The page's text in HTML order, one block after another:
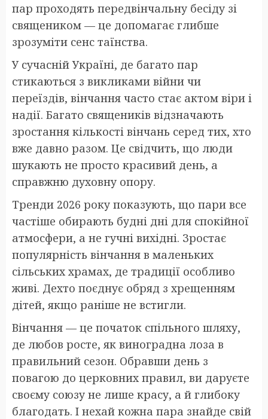
пар проходять передвінчальну бесіду зі
священиком — це допомагає глибше
зрозуміти сенс таїнства.
У сучасній Україні, де багато пар
стикаються з викликами війни чи
переїздів, вінчання часто стає актом віри і
надії. Багато священиків відзначають
зростання кількості вінчань серед тих, хто
вже давно разом. Це свідчить, що люди
шукають не просто красивий день, а
справжню духовну опору.
Тренди 2026 року показують, що пари все
частіше обирають будні дні для спокійної
атмосфери, а не гучні вихідні. Зростає
популярність вінчання в маленьких
сільських храмах, де традиції особливо
живі. Дехто поєднує обряд з хрещенням
дітей, якщо раніше не встигли.
Вінчання — це початок спільного шляху,
де любов росте, як виноградна лоза в
правильний сезон. Обравши день з
повагою до церковних правил, ви даруєте
своєму союзу не лише красу, а й глибоку
благодать. І нехай кожна пара знайде свій